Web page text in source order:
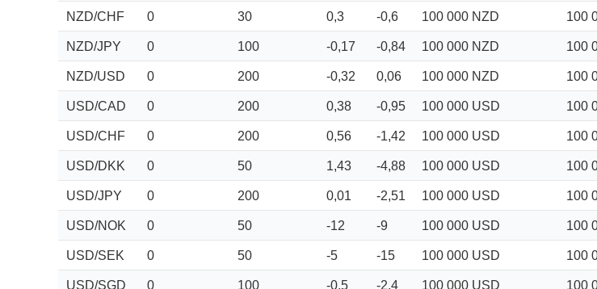
NZD/CHF 0 30 0,3 -0,6 100 000 NZD 100
NZD/JPY 0 100 -0,17 -0,84 100 000 NZD 100
NZD/USD 0 200 -0,32 0,06 100 000 NZD 100
USD/CAD 0 200 0,38 -0,95 100 000 USD 100
USD/CHF 0 200 0,56 -1,42 100 000 USD 100
USD/DKK 0 50 1,43 -4,88 100 000 USD 100
USD/JPY 0 200 0,01 -2,51 100 000 USD 100
USD/NOK 0 50 -12 -9 100 000 USD 100
USD/SEK 0 50 -5 -15 100 000 USD 100
USD/SGD 0 100 -0,5 -2,4 100 000 USD 100